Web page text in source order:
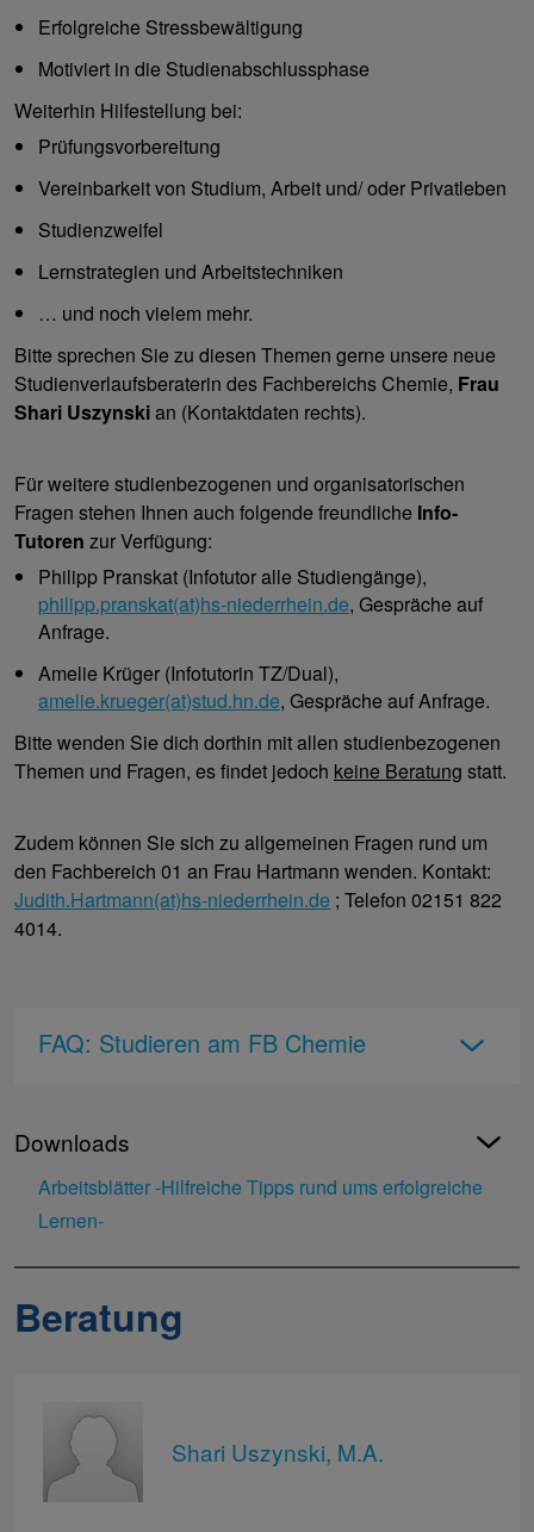
Erfolgreiche Stressbewältigung
Motiviert in die Studienabschlussphase
Weiterhin Hilfestellung bei:
Prüfungsvorbereitung
Vereinbarkeit von Studium, Arbeit und/ oder Privatleben
Studienzweifel
Lernstrategien und Arbeitstechniken
… und noch vielem mehr.
Bitte sprechen Sie zu diesen Themen gerne unsere neue
Studienverlaufsberaterin des Fachbereichs Chemie, Frau
Shari Uszynskian (Kontaktdaten rechts).
Für weitere studienbezogenen und organisatorischen
Fragen stehen Ihnen auch folgende freundliche Info-
Tutoren zur Verfügung:
Philipp Pranskat (Infotutor alle Studiengänge),
philipp.pranskat(at)hs-niederrhein.de, Gespräche auf
Anfrage.
Amelie Krüger (Infotutorin TZ/Dual),
amelie.krueger(at)stud.hn.de, Gespräche auf Anfrage.
Bitte wenden Sie dich dorthin mit allen studienbezogenen
Themen und Fragen, es findet jedoch keine Beratung statt.
Zudem können Sie sich zu allgemeinen Fragen rund um
den Fachbereich 01 an Frau Hartmann wenden. Kontakt:
Judith.Hartmann(at)hs-niederrhein.de ; Telefon 02151 822
4014.
FAQ: Studieren am FB Chemie
Downloads
Arbeitsblätter -Hilfreiche Tipps rund ums erfolgreiche
Lernen-
Beratung
Shari Uszynski, M.A.